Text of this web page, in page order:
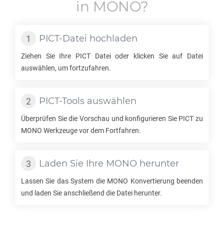
in MONO?
PICT-Datei hochladen
Ziehen Sie Ihre PICT Datei oder klicken Sie auf Datei
auswählen, um fortzufahren.
PICT-Tools auswählen
Überprüfen Sie die Vorschau und konfigurieren Sie PICT zu
MONO Werkzeuge vor dem Fortfahren.
Laden Sie Ihre MONO herunter
Lassen Sie das System die MONO Konvertierung beenden
und laden Sie anschließend die Datei herunter.